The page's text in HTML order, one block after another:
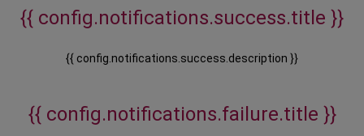
{{ config.notifications.success.title }}
{{ config.notifications.success.description }}
{{ config.notifications.failure.title }}